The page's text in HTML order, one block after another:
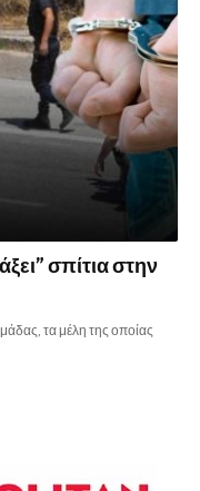
σπίτια στην
τα μέλη της οποίας